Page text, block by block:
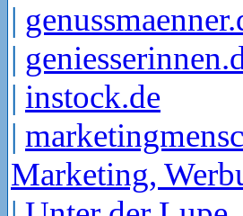
|
|
| instock.de
|
Marketing,